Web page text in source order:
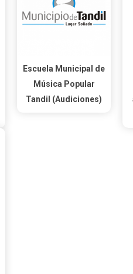
Escuela Municipal de
Música Popular
Tandil (Audiciones)